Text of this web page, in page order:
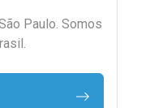
Paulo. Somos